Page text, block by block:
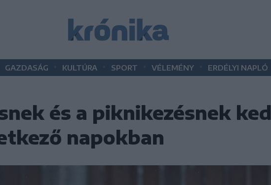
GAZDASÁG KULTÚRA SPORT VÉLEMÉNY ERDÉLYI NAPLÓ
és a piknikezésnek
napokban